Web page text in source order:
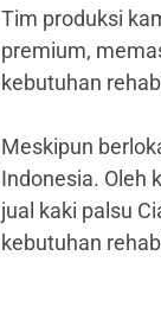
Tim produksi
premium,
kebutuhan
Meskipun
Indonesia. Oleh
jual kaki palsu
kebutuhan